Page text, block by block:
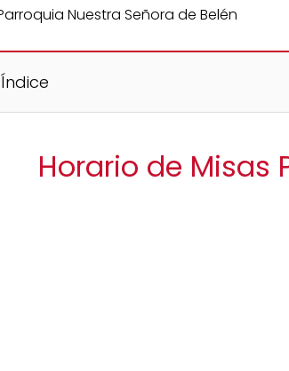
Índice
Horario de Misas